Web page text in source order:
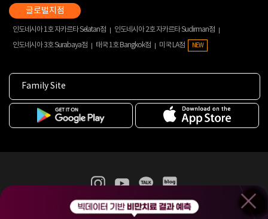
인도네시아 1호 자카르타 Selatan점
인도네시아 2호 자카르타 Sudirman점
인도네시아 3호 Surabaya점
태국 1호 Bangkok점 미국 LA점 NEW
Family Site
365mc 병·의원 이용약관
홈페이지 이용약관